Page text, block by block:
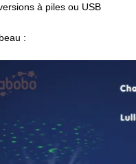
à piles ou USB
: